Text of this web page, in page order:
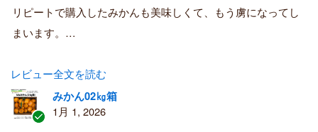
リピートで購入したみかんも美味しくて、もう虜になってし
まいます。…
レビュー全文を読む
みかん02㎏箱
1月 1, 2026